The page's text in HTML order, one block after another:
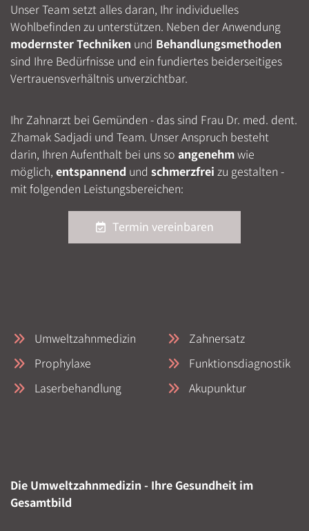
Unser Team setzt alles daran, Ihr individuelles
Wohlbefinden zu unterstützen. Neben der Anwendung
modernster Techniken und Behandlungsmethoden
sind Ihre Bedürfnisse und ein fundiertes beiderseitiges
Vertrauensverhältnis unverzichtbar.
Ihr Zahnarzt bei Gemünden - das sind Frau Dr. med. dent.
Zhamak Sadjadi und Team. Unser Anspruch besteht
darin, Ihren Aufenthalt bei uns so angenehmwie
möglich, entspannend und schmerzfrei zu gestalten -
mit folgenden Leistungsbereichen:
Termin vereinbaren
Umweltzahnmedizin
Prophylaxe
Laserbehandlung
Zahnersatz
Funktionsdiagnostik
Akupunktur
Die Umweltzahnmedizin - Ihre Gesundheit im
Gesamtbild